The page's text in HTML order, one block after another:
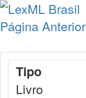
Página Anterior
Tipo
Livro